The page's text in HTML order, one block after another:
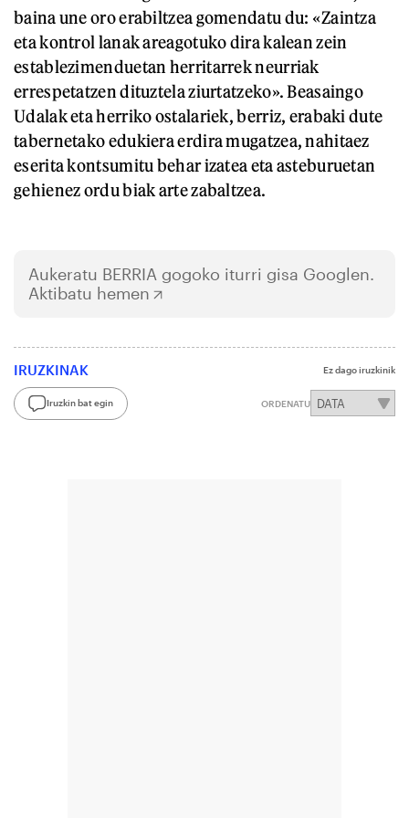
baina une oro erabiltzea gomendatu du: «Zaintza
eta kontrol lanak areagotuko dira kalean zein
establezimenduetan herritarrek neurriak
errespetatzen dituztela ziurtatzeko». Beasaingo
Udalak eta herriko ostalariek, berriz, erabaki dute
tabernetako edukiera erdira mugatzea, nahitaez
eserita kontsumitu behar izatea eta asteburuetan
gehienez ordu biak arte zabaltzea.
Aukeratu BERRIA gogoko iturri gisa Googlen.
Aktibatu hemen
IRUZKINAK Ez dago iruzkinik
Iruzkin bat egin ORDENATU